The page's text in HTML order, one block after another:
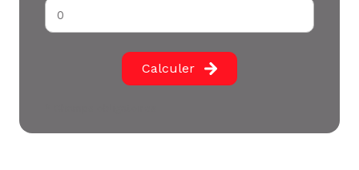
Calculer